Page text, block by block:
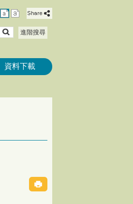
搜
尋
進階搜尋
資料下載